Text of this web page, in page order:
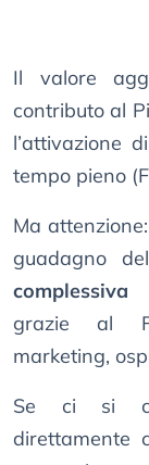
Il valore
contributo al
l’attivazione
tempo pieno
Ma
guadagno
complessiva
grazie al
marketing,
Se ci si
direttamente